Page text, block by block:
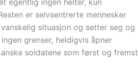
er selvsentrerte mennesker
situasjon og setter seg og
grenser, heldigvis åpner
soldatene som først og fremst